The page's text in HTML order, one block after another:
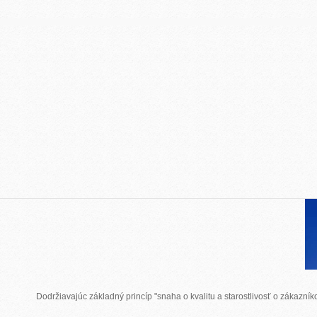
Dodržiavajúc základný princíp "snaha o kvalitu a starostlivosť o